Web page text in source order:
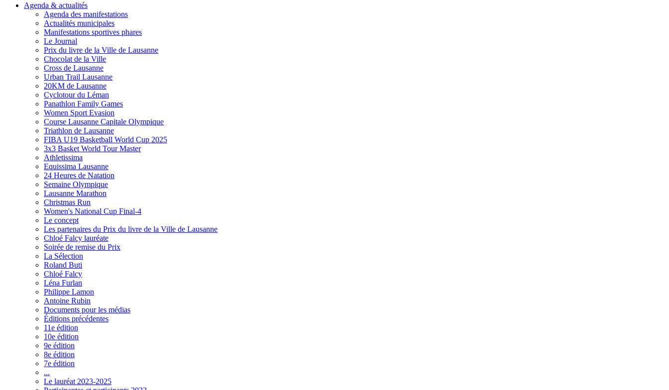
Agenda & actualités
Agenda des manifestations
Actualités municipales
Manifestations sportives phares
Le Journal
Prix du livre de la Ville de Lausanne
Chocolat de la Ville
Cross de Lausanne
Urban Trail Lausanne
20KM de Lausanne
Cyclotour du Léman
Panathlon Family Games
Women Sport Evasion
Course Lausanne Capitale Olympique
Triathlon de Lausanne
FIBA U19 Basketball World Cup 2025
3x3 Basket World Tour Master
Athletissima
Equissima Lausanne
24 Heures de Natation
Semaine Olympique
Lausanne Marathon
Christmas Run
Women's National Cup Final-4
Le concept
Les partenaires du Prix du livre de la Ville de Lausanne
Chloé Falcy lauréate
Soirée de remise du Prix
La Sélection
Roland Buti
Chloé Falcy
Léna Furlan
Philippe Lamon
Antoine Rubin
Documents pour les médias
Éditions précédentes
11e édition
10e édition
9e édition
8e édition
7e édition
...
Le lauréat 2023-2025